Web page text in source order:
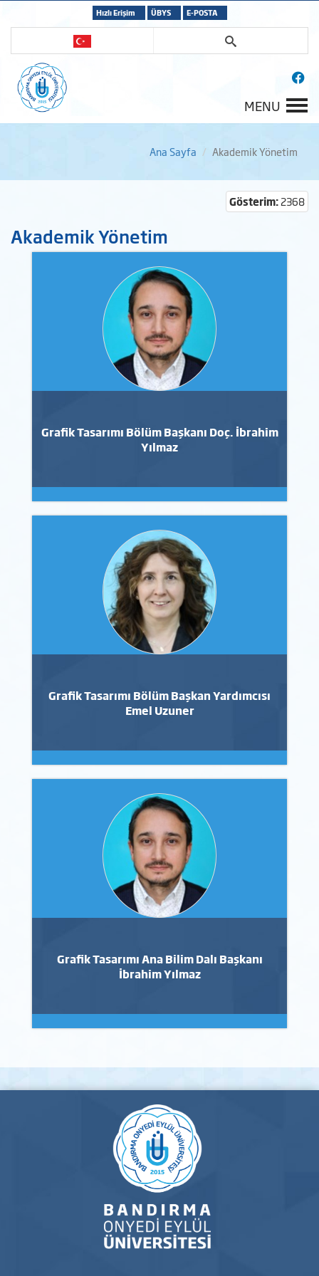
Hızlı Erişim ÜBYS E-POSTA
MENU
Ana Sayfa Akademik Yönetim
Gösterim:2368
Akademik Yönetim
Grafik Tasarımı Bölüm Başkanı Doç. İbrahim
Yılmaz
Grafik Tasarımı Bölüm Başkan Yardımcısı
Emel Uzuner
Grafik Tasarımı Ana Bilim Dalı Başkanı
İbrahim Yılmaz